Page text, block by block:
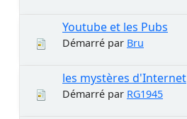
Youtube et les Pubs
Démarré par Bru
les mystères d'Internet
Démarré par RG1945